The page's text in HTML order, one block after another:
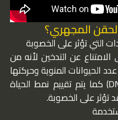
المجهري؟
الامتناع عن التدخين لأنه من
الحيوانات المنوية وحركتها
وسلامة المادة الوراثية (DNA) كما يتم تقييم نمط الحياة
تؤثر على الخصوبة.